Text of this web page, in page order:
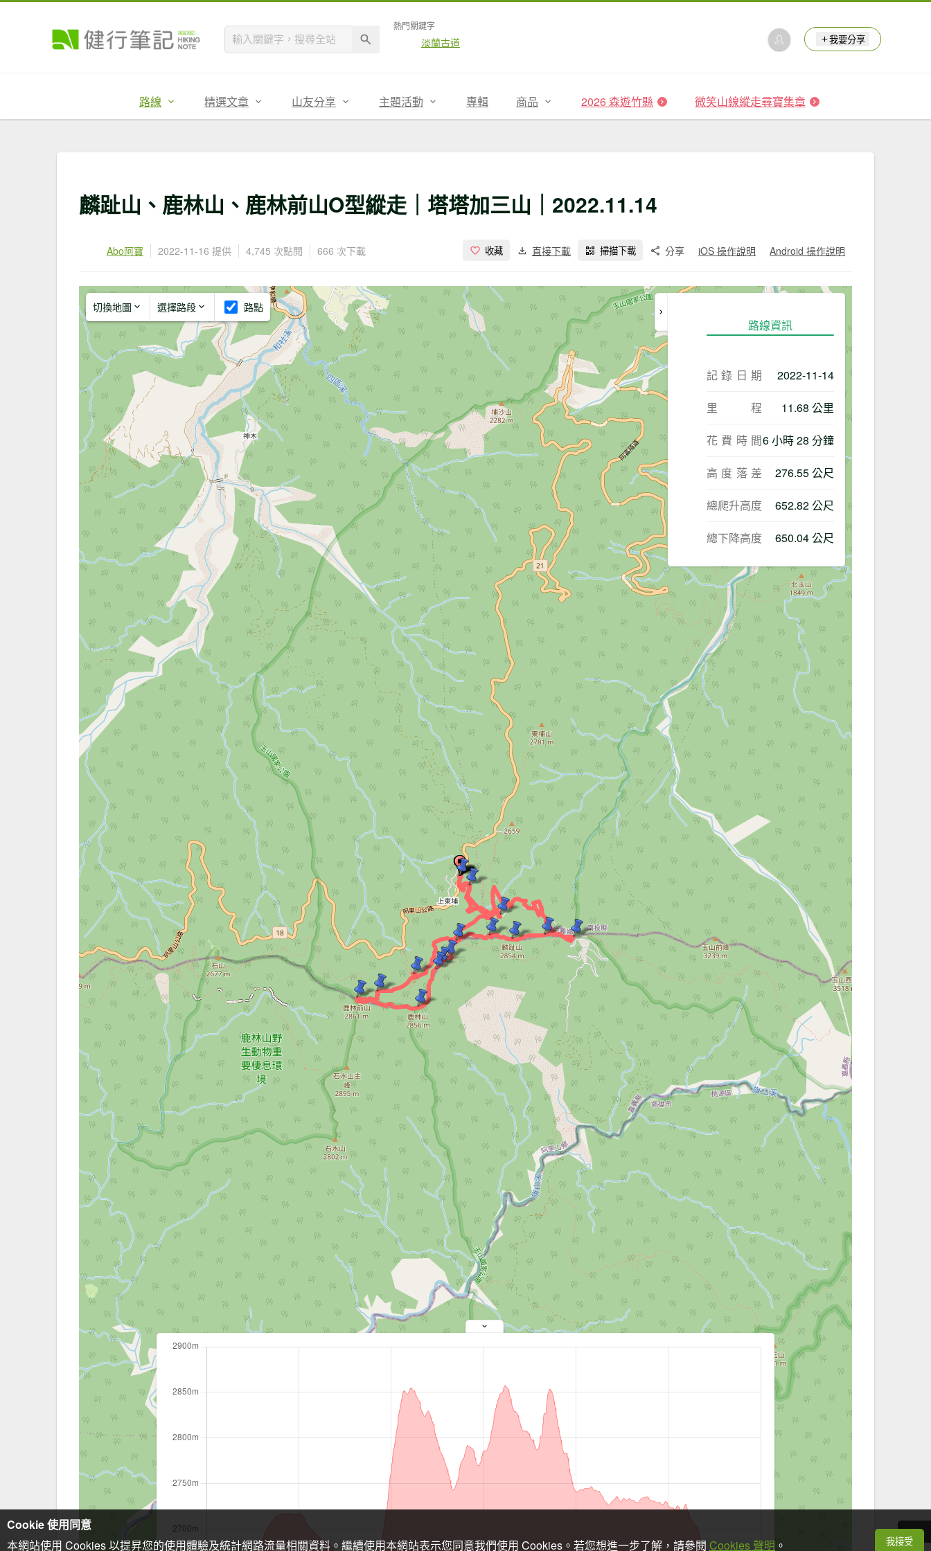
熱門關鍵字
淡蘭古道 我要分享
路線 精選文章 山友分享 主題活動 專輯 商品 2026 森遊竹縣 微笑山線縱走尋寶集章
麟趾山、鹿林山、鹿林前山O型縱走｜塔塔加三山｜2022.11.14
Abo阿寶 2022-11-16 提供 4,745 次點閱 666 次下載 收藏 直接下載 掃描下載 分享 iOS 操作說明 Android 操作說明
切換地圖 選擇路段 路點
路線資訊
記錄日期 2022-11-14
里程 11.68 公里
花費時間6 小時 28 分鐘
高度落差 276.55 公尺
總爬升高度 652.82 公尺
總下降高度 650.04 公尺
Cookie 使用同意
本網站使用 Cookies 以提昇您的使用體驗及統計網路流量相關資料。繼續使用本網站表示您同意我們使用 Cookies。若您想進一步了解，請參閱 Cookies 聲明 。 我接受